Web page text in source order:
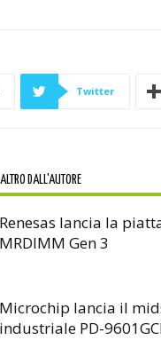
Twitter
ALTRO DALL'AUTORE
Renesas lancia la
MRDIMM Gen 3
Microchip lancia il
industriale PD-